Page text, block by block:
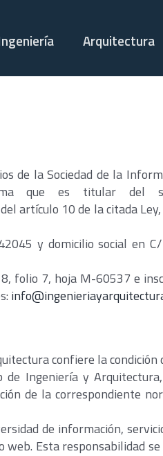
Arquitectura
de la Sociedad de la
que es titular del
artículo 10 de la citada
y domicilio social en
folio 7, hoja M-60537 e
confiere la condición
Ingeniería y
de la correspondiente
de información,
web. Esta responsabilidad